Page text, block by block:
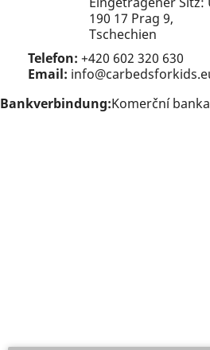
190 17 Prag 9,
Tschechien
Telefon: +420 602 320 630
Email:
Bankverbindung:Komerční